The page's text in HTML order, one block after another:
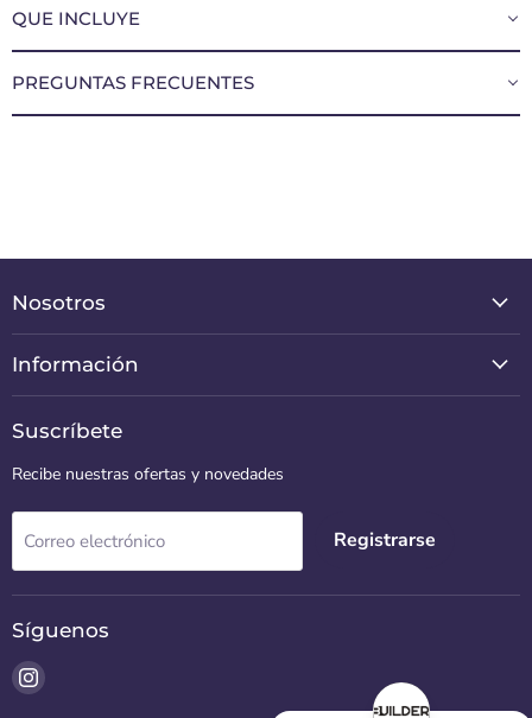
QUE INCLUYE
PREGUNTAS FRECUENTES
Nosotros
Información
Suscríbete
Recibe nuestras ofertas y novedades
Correo electrónico Registrarse
Síguenos
Encuéntrenos